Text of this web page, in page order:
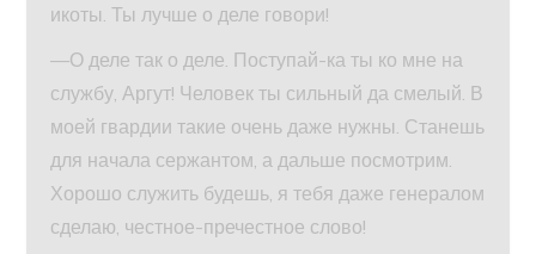
икоты. Ты лучше о деле говори!
—О деле так о деле. Поступай-ка ты ко мне на
службу, Аргут! Человек ты сильный да смелый. В
моей гвардии такие очень даже нужны. Станешь
для начала сержантом, а дальше посмотрим.
Хорошо служить будешь, я тебя даже генералом
сделаю, честное-пречестное слово!